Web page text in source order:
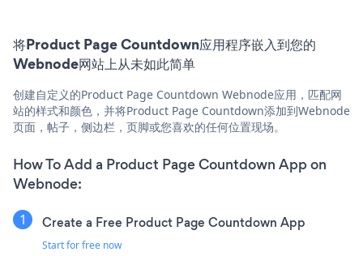
将Product Page Countdown应用程序嵌入到您的
Webnode网站上从未如此简单
创建自定义的Product Page Countdown Webnode应用，匹配网
站的样式和颜色，并将Product Page Countdown添加到Webnode
页面，帖子，侧边栏，页脚或您喜欢的任何位置现场。
How To Add a Product Page Countdown App on
Webnode:
Create a Free Product Page Countdown App
Start for free now